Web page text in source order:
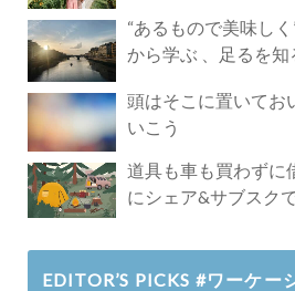
“あるもので美味し
から学ぶ 、足るを
頭はそこに置いてお
いこう
道具も車も買わずに
にシェア&サブスク
EDITOR’S PICKS #ワーケー